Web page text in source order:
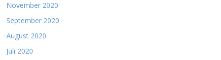
November 2020
September 2020
August 2020
Juli 2020